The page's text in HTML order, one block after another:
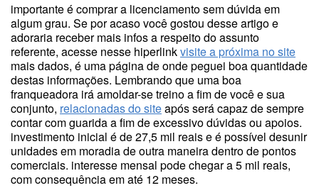
importante é comprar a licenciamento sem dúvida em
algum grau. Se por acaso você gostou desse artigo e
adoraria receber mais infos a respeito do assunto
referente, acesse nesse hiperlinkvisite a próxima no site
mais dados, é uma página de onde peguei boa quantidade
destas informações. Lembrando que uma boa
franqueadora irá amoldar-se treino a fim de você e sua
conjunto, relacionadas do siteapós será capaz de sempre
contar com guarida a fim de excessivo dúvidas ou apoios.
investimento inicial é de 27,5 mil reais e é possível desunir
unidades em moradia de outra maneira dentro de pontos
comerciais. interesse mensal pode chegar a 5 mil reais,
com consequência em até 12 meses.